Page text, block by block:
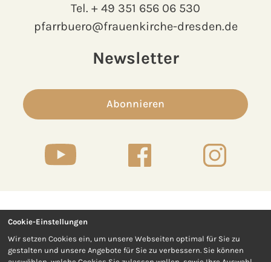
Tel. + 49 351 656 06 530
pfarrbuero@frauenkirche-dresden.de
Newsletter
Abonnieren
Kontakt
Impressum Datenschutz
Cookie-Einstellungen
Wir setzen Cookies ein, um unsere Webseiten optimal für Sie zu
gestalten und unsere Angebote für Sie zu verbessern. Sie können